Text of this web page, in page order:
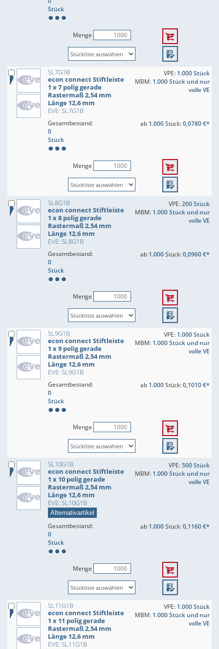
Stück
Menge
SL7G1B
econ connect Stiftleiste
1 x 7 polig gerade
Rastermaß 2,54 mm
Länge 12,6 mm
EVE: SL7G1B
VPE: 1.000 Stück
MBM: 1.000 Stück und nur
volle VE
Gesamtbestand:
0
Stück
ab 1.000Stück:0,0780 €*
Menge
SL8G1B
econ connect Stiftleiste
1 x 8 polig gerade
Rastermaß 2,54 mm
Länge 12,6 mm
EVE: SL8G1B
VPE:200 Stück
MBM: 1.000 Stück und nur
volle VE
Gesamtbestand:
0
Stück
ab 1.000Stück:0,0960 €*
Menge
SL9G1B
econ connect Stiftleiste
1 x 9 polig gerade
Rastermaß 2,54 mm
Länge 12,6 mm
EVE: SL9G1B
VPE: 1.000 Stück
MBM: 1.000 Stück und nur
volle VE
Gesamtbestand:
0
Stück
ab 1.000Stück:0,1010 €*
Menge
SL10G1B
econ connect Stiftleiste
1 x 10 polig gerade
Rastermaß 2,54 mm
Länge 12,6 mm
EVE: SL10G1B
Alternativartikel
VPE:500 Stück
MBM: 1.000 Stück und nur
volle VE
Gesamtbestand:
0
Stück
ab 1.000Stück:0,1160 €*
Menge
SL11G1B
econ connect Stiftleiste
1 x 11 polig gerade
Rastermaß 2,54 mm
Länge 12,6 mm
EVE: SL11G1B
VPE: 1.000 Stück
MBM: 1.000 Stück und nur
volle VE